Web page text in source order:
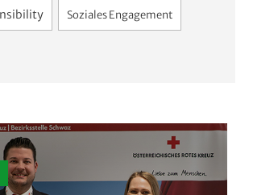
Soziales Engagement